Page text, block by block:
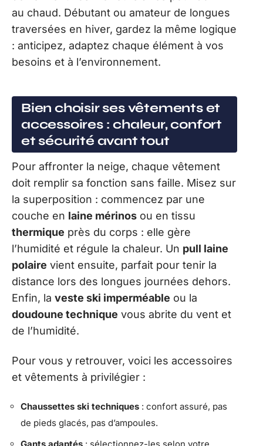
au chaud. Débutant ou amateur de longues
traversées en hiver, gardez la même logique
: anticipez, adaptez chaque élément à vos
besoins et à l’environnement.
Bien choisir ses vêtements et
accessoires : chaleur, confort
et sécurité avant tout
Pour affronter la neige, chaque vêtement
doit remplir sa fonction sans faille. Misez sur
la superposition : commencez par une
couche en laine mérinos ou en tissu
thermique près du corps : elle gère
l’humidité et régule la chaleur. Un pull laine
polaire vient ensuite, parfait pour tenir la
distance lors des longues journées dehors.
Enfin, la veste ski imperméable ou la
doudoune technique vous abrite du vent et
de l’humidité.
Pour vous y retrouver, voici les accessoires
et vêtements à privilégier :
Chaussettes ski techniques : confort assuré, pas
de pieds glacés, pas d’ampoules.